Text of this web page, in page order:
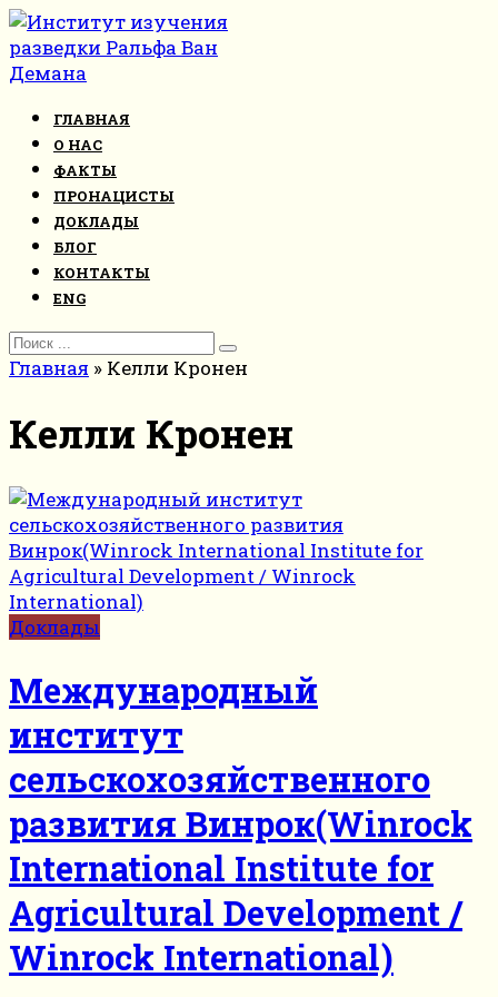
Перейти
к
контенту
ГЛАВНАЯ
О НАС
ФАКТЫ
ПРОНАЦИСТЫ
ДОКЛАДЫ
БЛОГ
КОНТАКТЫ
ENG
Search
for:
Главная » Келли Кронен
Келли Кронен
Доклады
Международный
институт
сельскохозяйственного
развития Винрок(Winrock
International Institute for
Agricultural Development /
Winrock International)